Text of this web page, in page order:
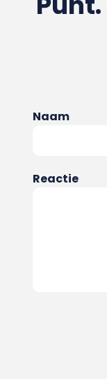
Naam
Reactie